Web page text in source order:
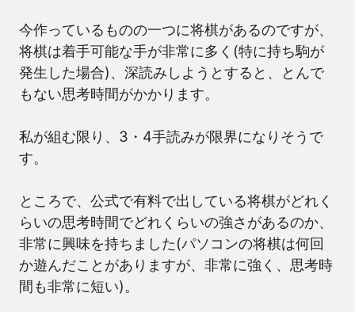
今作っているものの一つに将棋があるのですが、
将棋は着手可能な手が非常に多く(特に持ち駒が
発生した場合)、深読みしようとすると、とんで
もない思考時間がかかります。
私が組む限り、3・4手読みが限界になりそうで
す。
ところで、公式で有料で出している将棋がどれく
らいの思考時間でどれくらいの強さがあるのか、
非常に興味を持ちました(パソコンの将棋は何回
か遊んだことがありますが、非常に強く、思考時
間も非常に短い)。